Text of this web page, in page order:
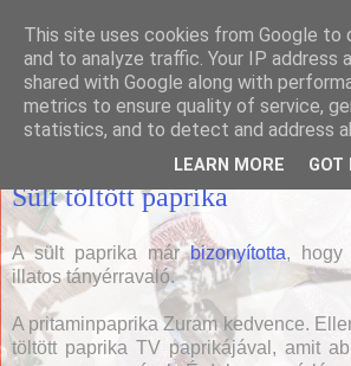
Házias konyha
Sült töltött paprika
A sült paprika márbizonyította, hogy
illatos tányérravaló.
A pritaminpaprika Zuram kedvence.
töltött paprika TV paprikájával, amit
This site uses cookies from Google to
and to analyze traffic. Your IP address
shared with Google along with
metrics to ensure quality of service,
statistics, and to detect and address
LEARN MORE GOT